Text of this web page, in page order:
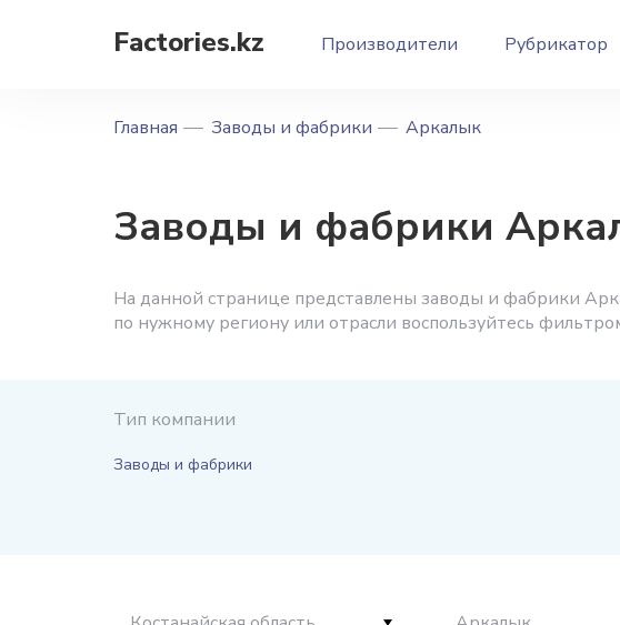
Factories.kz Производители Рубрикатор
Главная Заводы и фабрики Аркалык
Заводы и фабрики
На данной странице представлены заводы и фабрики
по нужному региону или отрасли воспользуйтесь
Тип компании
Заводы и фабрики